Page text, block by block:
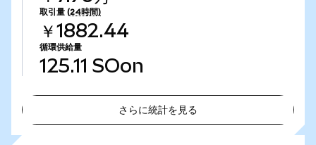
取引量 (24時間)
￥1882.44
循環供給量
125.11 SOon
さらに統計を見る